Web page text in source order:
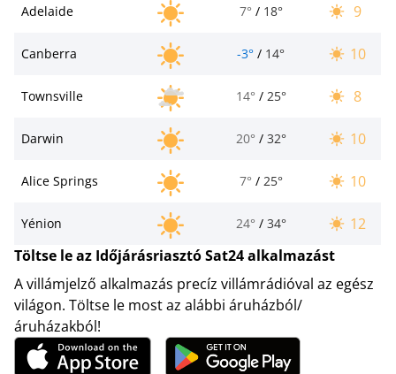
Adelaide 7° / 18° 9
Canberra -3° / 14° 10
Townsville 14° / 25° 8
Darwin 20° / 32° 10
Alice Springs 7° / 25° 10
Yénion 24° / 34°
12
Töltse le az Időjárásriasztó Sat24 alkalmazást
A villámjelző alkalmazás precíz villámrádióval az egész
világon. Töltse le most az alábbi áruházból/
áruházakból!